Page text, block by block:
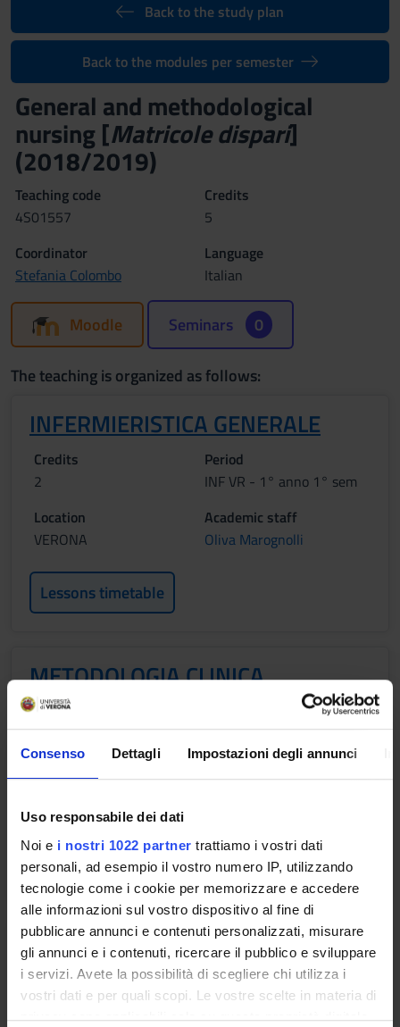
Consenso Dettagli Impostazioni degli annunci
Uso responsabile dei dati
Noi e i nostri 1022 partner trattiamo i vostri dati
personali, ad esempio il vostro numero IP, utilizzando
tecnologie come i cookie per memorizzare e accedere
alle informazioni sul vostro dispositivo al fine di
pubblicare annunci e contenuti personalizzati, misurare
gli annunci e i contenuti, ricercare il pubblico e sviluppare
i servizi. Avete la possibilità di scegliere chi utilizza i
vostri dati e per quali scopi. Le vostre scelte in materia di
privacy sono applicabili solo su questa proprietà digitale
Back to the study plan
Back to the modules per semester
General and methodological
nursing [Matricole dispari]
(2018/2019)
Teaching code
4S01557
Credits
5
Coordinator
Stefania Colombo
Language
Italian
Moodle Seminars 0
The teaching is organized as follows:
INFERMIERISTICA GENERALE
Credits
2
Period
INF VR - 1° anno 1° sem
Location
VERONA
Academic staff
Oliva Marognolli
Lessons timetable
METODOLOGIA CLINICA
INFERMIERISTICA
Credits
2
Period
INF VR - 1° anno 1° sem
VERONA
Lessons timetable
ASSISTENZA CHIRURGICA
GENERALE
Credits
Period